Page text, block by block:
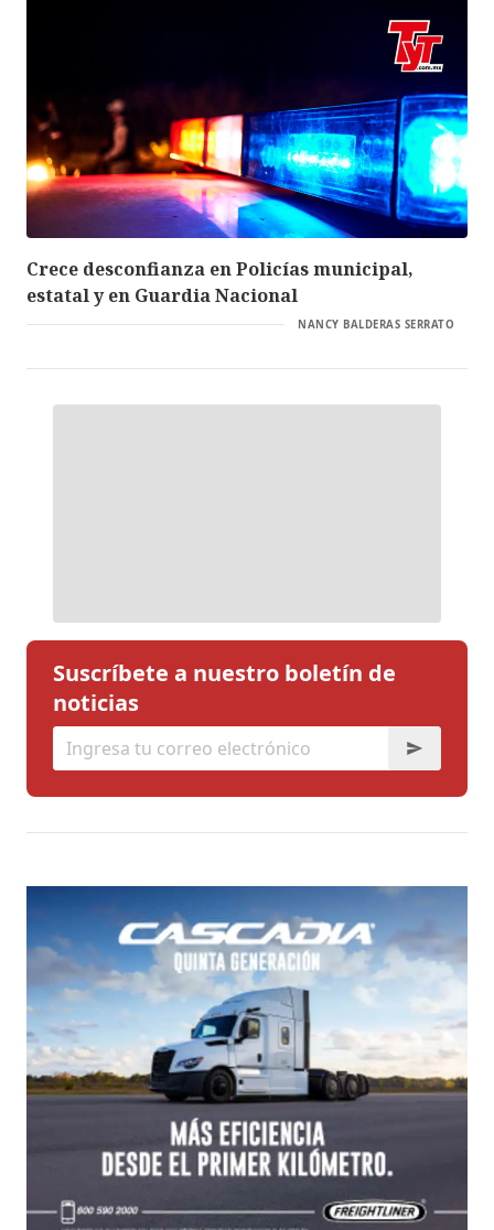
Crece desconfianza en Policías municipal,
estatal y en Guardia Nacional
NANCY BALDERAS SERRATO
Suscríbete a nuestro boletín de
noticias